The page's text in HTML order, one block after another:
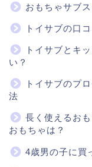
おもちゃサブ
トイサブの口
トイサブとキ
い？
トイサブのプ
法
長く使えるお
おもちゃは？
4歳男の子に買